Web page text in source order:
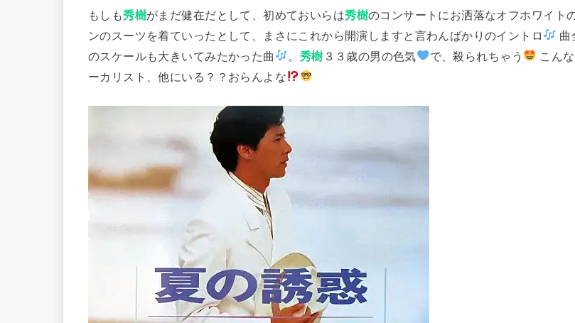
もしも秀樹がまだ健在だとして、初めておいらは秀樹のコンサートにお洒落なオフホワイト
ンのスーツを着ていったとして、まさにこれから開演しますと言わんばかりのイントロ
曲
のスケールも大きいてみたかった曲
秀樹 ３３歳の男の色気 で、殺られちゃう
こん
ーカリスト、他にいる？？おらんよな